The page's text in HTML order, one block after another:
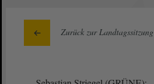
Zurück zur Landtagssitzung